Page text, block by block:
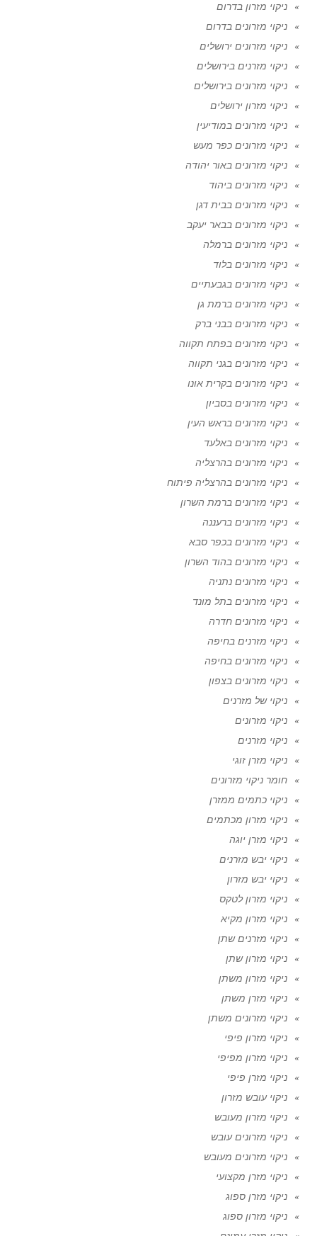
ניקוי מזרון בדרום
ניקוי מזרונים בדרום
ניקוי מזרונים ירושלים
ניקוי מזרנים בירושלים
ניקוי מזרונים בירושלים
ניקוי מזרון ירושלים
ניקוי מזרונים במודיעין
ניקוי מזרונים כפר מעש
ניקוי מזרונים באור יהודה
ניקוי מזרונים ביהוד
ניקוי מזרונים בבית דגן
ניקוי מזרונים בבאר יעקב
ניקוי מזרונים ברמלה
ניקוי מזרונים בלוד
ניקוי מזרונים בגבעתיים
ניקוי מזרונים ברמת גן
ניקוי מזרונים בבני ברק
ניקוי מזרונים בפתח תקווה
ניקוי מזרונים בגני תקווה
ניקוי מזרונים בקרית אונו
ניקוי מזרונים בסביון
ניקוי מזרונים בראש העין
ניקוי מזרונים באלעד
ניקוי מזרונים בהרצליה
ניקוי מזרונים בהרצליה פיתוח
ניקוי מזרונים ברמת השרון
ניקוי מזרונים ברעננה
ניקוי מזרונים בכפר סבא
ניקוי מזרונים בהוד השרון
ניקוי מזרונים נתניה
ניקוי מזרונים בתל מונד
ניקוי מזרונים חדרה
ניקוי מזרנים בחיפה
ניקוי מזרונים בחיפה
ניקוי מזרונים בצפון
ניקוי של מזרנים
ניקוי מזרונים
ניקוי מזרנים
ניקוי מזרן זוגי
חומר ניקוי מזרונים
ניקוי כתמים ממזרן
ניקוי מזרון מכתמים
ניקוי מזרן יוגה
ניקוי יבש מזרנים
ניקוי יבש מזרון
ניקוי מזרון לטקס
ניקוי מזרון מקיא
ניקוי מזרנים שתן
ניקוי מזרון שתן
ניקוי מזרון משתן
ניקוי מזרן משתן
ניקוי מזרונים משתן
ניקוי מזרון פיפי
ניקוי מזרון מפיפי
ניקוי מזרן פיפי
ניקוי עובש מזרון
ניקוי מזרון מעובש
ניקוי מזרונים עובש
ניקוי מזרונים מעובש
ניקוי מזרן מקצועי
ניקוי מזרן ספוג
ניקוי מזרון ספוג